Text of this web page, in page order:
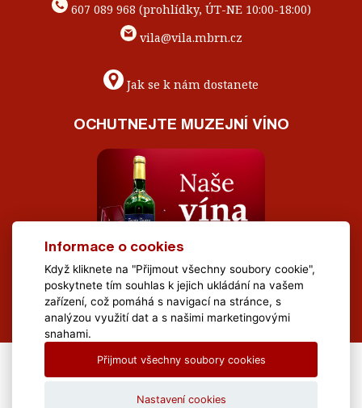
607 089 968 (prohlídky, ÚT-NE 10:00-18:00)
vila@vila.mbrn.cz
Jak se k nám dostanete
OCHUTNEJTE MUZEJNÍ VÍNO
All Rights Reserved Muzeum Brněnska © 2020, Webdesign by
Informace o cookies
Když kliknete na "Přijmout všechny soubory cookie",
poskytnete tím souhlas k jejich ukládání na vašem
zařízení, což pomáhá s navigací na stránce, s
analýzou využití dat a s našimi marketingovými
snahami.
Přijmout všechny soubory cookies
Nastavení cookies